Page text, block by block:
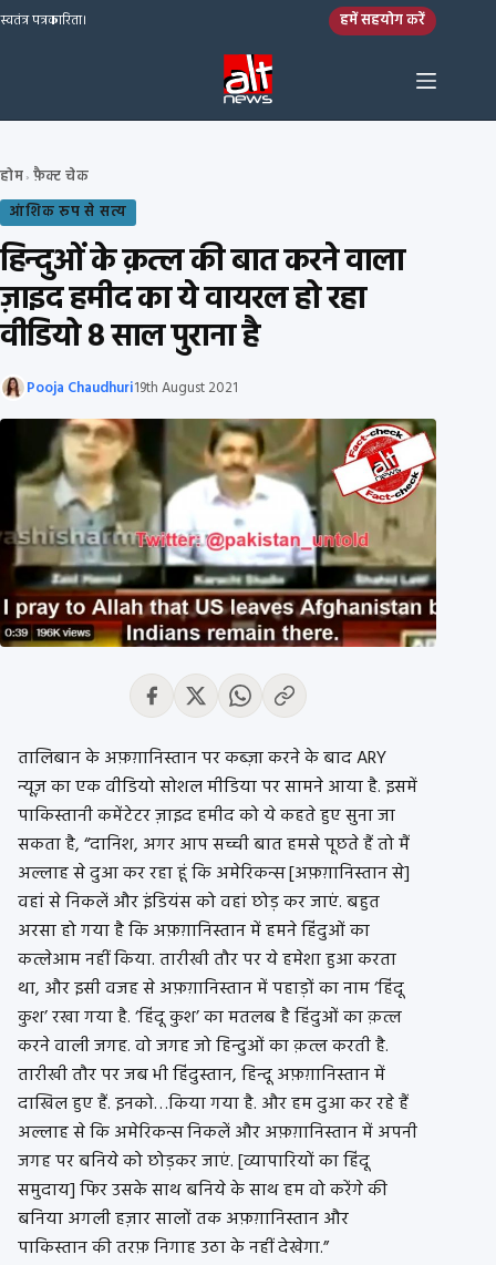
Skip to content
स्वतंत्र पत्रकारिता। हमें सहयोग करें
होम› फ़ैक्ट चेक
आंशिक रूप से सत्य
हिन्दुओं के क़त्ल की बात करने वाला
ज़ाइद हमीद का ये वायरल हो रहा
वीडियो 8 साल पुराना है
Pooja Chaudhuri19th August 2021
तालिबान के अफ़ग़ानिस्तान पर कब्ज़ा करने के बाद ARY
न्यूज़ का एक वीडियो सोशल मीडिया पर सामने आया है. इसमें
पाकिस्तानी कमेंटेटर ज़ाइद हमीद को ये कहते हुए सुना जा
सकता है, “दानिश, अगर आप सच्ची बात हमसे पूछते हैं तो मैं
अल्लाह से दुआ कर रहा हूं कि अमेरिकन्स [अफ़ग़ानिस्तान से]
वहां से निकलें और इंडियंस को वहां छोड़ कर जाएं. बहुत
अरसा हो गया है कि अफ़ग़ानिस्तान में हमने हिंदुओं का
कत्लेआम नहीं किया. तारीखी तौर पर ये हमेशा हुआ करता
था, और इसी वजह से अफ़ग़ानिस्तान में पहाड़ों का नाम ‘हिंदू
कुश’ रखा गया है. ‘हिंदू कुश’ का मतलब है हिंदुओं का क़त्ल
करने वाली जगह. वो जगह जो हिन्दुओं का क़त्ल करती है.
तारीखी तौर पर जब भी हिंदुस्तान, हिन्दू अफ़ग़ानिस्तान में
दाखिल हुए हैं. इनको…किया गया है. और हम दुआ कर रहे हैं
अल्लाह से कि अमेरिकन्स निकलें और अफ़ग़ानिस्तान में अपनी
जगह पर बनिये को छोड़कर जाएं. [व्यापारियों का हिंदू
समुदाय] फिर उसके साथ बनिये के साथ हम वो करेंगे की
बनिया अगली हज़ार सालों तक अफ़ग़ानिस्तान और
पाकिस्तान की तरफ़ निगाह उठा के नहीं देखेगा.”